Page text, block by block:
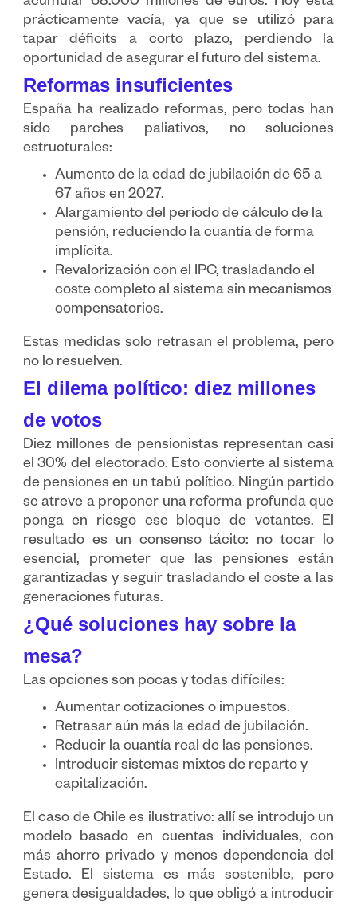
prácticamente vacía, ya que se utilizó para
tapar déficits a corto plazo, perdiendo la
oportunidad de asegurar el futuro del sistema.
Reformas insuficientes
España ha realizado reformas, pero todas han
sido parches paliativos, no soluciones
estructurales:
Aumento de la edad de jubilación de 65 a
67 años en 2027.
Alargamiento del periodo de cálculo de la
pensión, reduciendo la cuantía de forma
implícita.
Revalorización con el IPC, trasladando el
coste completo al sistema sin mecanismos
compensatorios.
Estas medidas solo retrasan el problema, pero
no lo resuelven.
El dilema político: diez millones
de votos
Diez millones de pensionistas representan casi
el 30% del electorado. Esto convierte al sistema
de pensiones en un tabú político. Ningún partido
se atreve a proponer una reforma profunda que
ponga en riesgo ese bloque de votantes. El
resultado es un consenso tácito: no tocar lo
esencial, prometer que las pensiones están
garantizadas y seguir trasladando el coste a las
generaciones futuras.
¿Qué soluciones hay sobre la
mesa?
Las opciones son pocas y todas difíciles:
Aumentar cotizaciones o impuestos.
Retrasar aún más la edad de jubilación.
Reducir la cuantía real de las pensiones.
Introducir sistemas mixtos de reparto y
capitalización.
El caso de Chile es ilustrativo: allí se introdujo un
modelo basado en cuentas individuales, con
más ahorro privado y menos dependencia del
Estado. El sistema es más sostenible, pero
genera desigualdades, lo que obligó a introducir